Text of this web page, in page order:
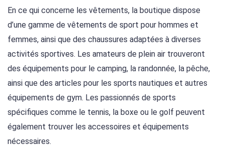
En ce qui concerne les vêtements, la boutique dispose
d’une gamme de vêtements de sport pour hommes et
femmes, ainsi que des chaussures adaptées à diverses
activités sportives. Les amateurs de plein air trouveront
des équipements pour le camping, la randonnée, la pêche,
ainsi que des articles pour les sports nautiques et autres
équipements de gym. Les passionnés de sports
spécifiques comme le tennis, la boxe ou le golf peuvent
également trouver les accessoires et équipements
nécessaires.